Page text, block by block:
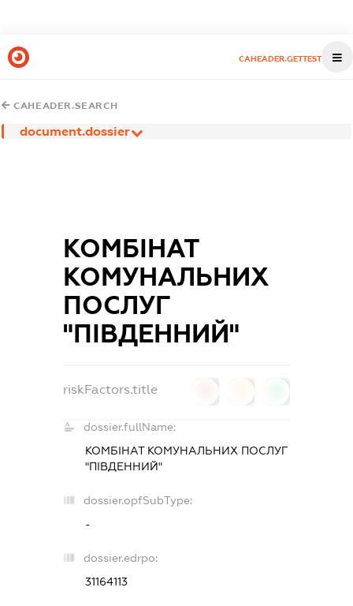
CAHEADER.GETTEST
CAHEADER.SEARCH
document.dossier
КОМБІНАТ
КОМУНАЛЬНИХ
ПОСЛУГ
"ПІВДЕННИЙ"
riskFactors.title
dossier.fullName:
КОМБІНАТ КОМУНАЛЬНИХ ПОСЛУГ
"ПІВДЕННИЙ"
dossier.opfSubType:
-
dossier.edrpo:
31164113